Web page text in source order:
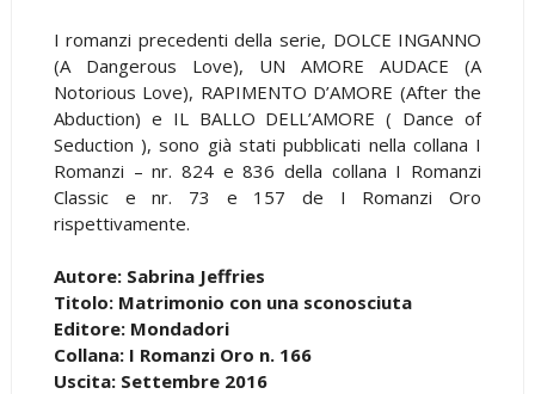
I romanzi precedenti della serie, DOLCE INGANNO
(A Dangerous Love), UN AMORE AUDACE (A
Notorious Love), RAPIMENTO D’AMORE (After the
Abduction) e IL BALLO DELL’AMORE ( Dance of
Seduction ), sono già stati pubblicati nella collana I
Romanzi – nr. 824 e 836 della collana I Romanzi
Classic e nr. 73 e 157 de I Romanzi Oro
rispettivamente.
Autore: Sabrina Jeffries
Titolo: Matrimonio con una sconosciuta
Editore: Mondadori
Collana: I Romanzi Oro n. 166
Uscita: Settembre 2016